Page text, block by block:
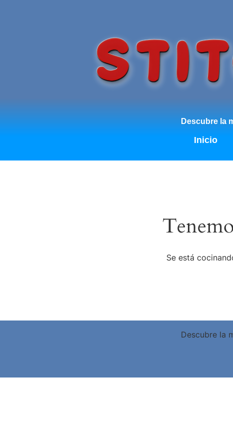
Descubre la
Inicio
Se está
Descubre la